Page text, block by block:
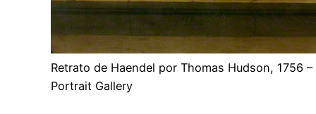
Retrato de Haendel por Thomas Hudson, 1756
Portrait Gallery